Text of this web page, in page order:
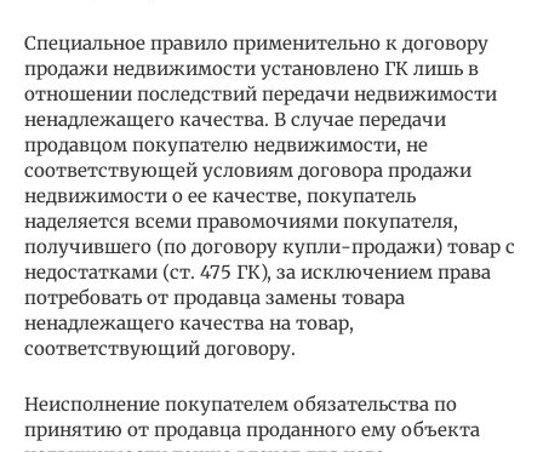
Специальное правило применительно к договору
продажи недвижимости установлено ГК лишь в
отношении последствий передачи недвижимости
ненадлежащего качества. В случае передачи
продавцом покупателю недвижимости, не
соответствующей условиям договора продажи
недвижимости о ее качестве, покупатель
наделяется всеми правомочиями покупателя,
получившего (по договору купли-продажи) товар с
недостатками (ст. 475 ГК), за исключением права
потребовать от продавца замены товара
ненадлежащего качества на товар,
соответствующий договору.
Неисполнение покупателем обязательства по
принятию от продавца проданного ему объекта